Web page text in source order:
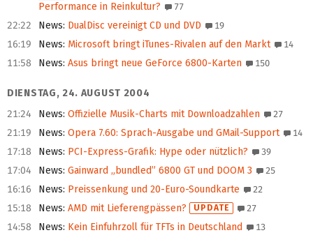
Performance in Reinkultur?
77
22:22 News: DualDisc vereinigt CD und DVD 19
16:19 News: Microsoft bringt iTunes-Rivalen auf den Markt 14
11:58 News: Asus bringt neue GeForce 6800-Karten 150
DIENSTAG, 24. AUGUST 2004
21:24
News: Offizielle Musik-Charts mit Downloadzahlen 27
21:19 News: Opera 7.60: Sprach-Ausgabe und GMail-Support 14
17:18 News: PCI-Express-Grafik: Hype oder nützlich? 39
17:04 News: Gainward „bundled” 6800 GT und DOOM 3 25
16:16 News: Preissenkung und 20-Euro-Soundkarte 22
15:18 News: AMD mit Lieferengpässen? UPDATE 27
14:58 News: Kein Einfuhrzoll für TFTs in Deutschland 13